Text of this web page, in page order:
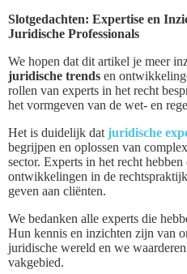
Slotgedachten: Expertise en
Juridische Professionals
We hopen dat dit artikel je meer
juridische trends en
rollen van experts in het recht
het vormgeven van de wet- en
Het is duidelijk dat juridische
begrijpen en oplossen van
sector. Experts in het recht
ontwikkelingen in de
geven aan cliënten.
We bedanken alle experts die
Hun kennis en inzichten zijn van
juridische wereld en we
vakgebied.